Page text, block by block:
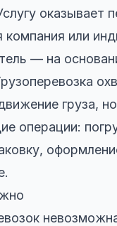
оказывает
компания или
— на
груза,
операции: